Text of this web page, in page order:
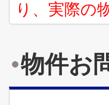
り、実際の
物件お